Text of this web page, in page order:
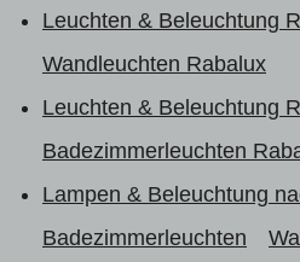
Leuchten & Beleuchtung
Wandleuchten Rabalux
Leuchten & Beleuchtung
Badezimmerleuchten
Lampen & Beleuchtung
Badezimmerleuchten